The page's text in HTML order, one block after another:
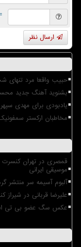
= ۴
ارسال نظر
حبیب واقعا مرد تنهای
بشنوید آهنگ جدید
یادبودی برای مهدی سپهر
مخاطبان ارکستر
قمصری در تهران کنسرت
موسیقی ایرانی
آلبوم آسیمه سر منتشر
علیرضا قربانی در شیراز
عکس سگ عضو بی تی